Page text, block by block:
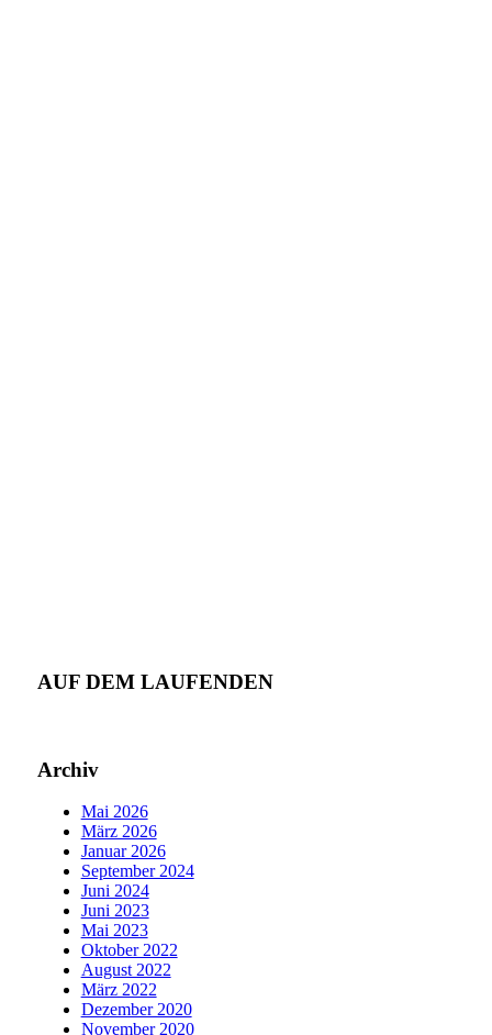
AUF DEM LAUFENDEN
Archiv
Mai 2026
März 2026
Januar 2026
September 2024
Juni 2024
Juni 2023
Mai 2023
Oktober 2022
August 2022
März 2022
Dezember 2020
November 2020